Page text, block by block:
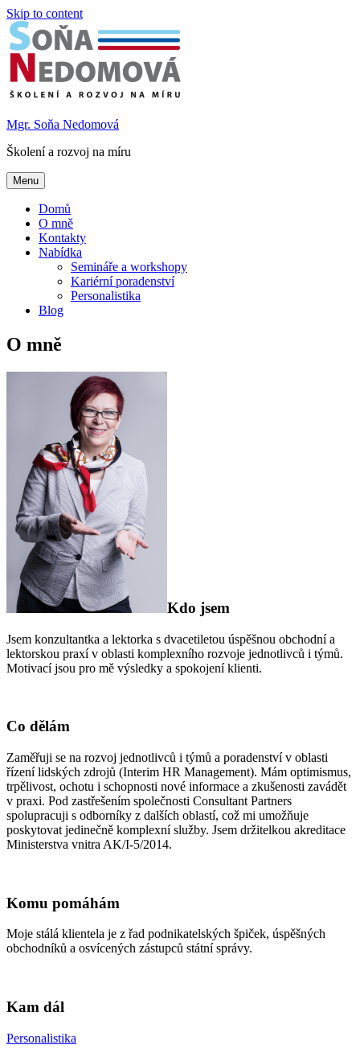
Skip to content
Mgr. Soňa Nedomová
Školení a rozvoj na míru
Menu
Domů
O mně
Kontakty
Nabídka
Semináře a workshopy
Kariérní poradenství
Personalistika
Blog
O mně
Kdo jsem
Jsem konzultantka a lektorka s dvacetiletou úspěšnou obchodní a
lektorskou praxí v oblasti komplexního rozvoje jednotlivců i týmů.
Motivací jsou pro mě výsledky a spokojení klienti.
Co dělám
Zaměřuji se na rozvoj jednotlivců i týmů a poradenství v oblasti
řízení lidských zdrojů (Interim HR Management). Mám optimismus,
trpělivost, ochotu i schopnosti nové informace a zkušenosti zavádět
v praxi. Pod zastřešením společnosti Consultant Partners
spolupracuji s odborníky z dalších oblastí, což mi umožňuje
poskytovat jedinečně komplexní služby. Jsem držitelkou akreditace
Ministerstva vnitra AK/I-5/2014.
Komu pomáhám
Moje stálá klientela je z řad podnikatelských špiček, úspěšných
obchodníků a osvícených zástupců státní správy.
Kam dál
Personalistika